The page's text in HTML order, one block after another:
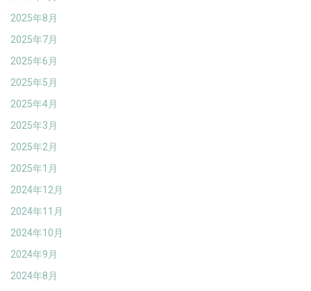
2025年8月
2025年7月
2025年6月
2025年5月
2025年4月
2025年3月
2025年2月
2025年1月
2024年12月
2024年11月
2024年10月
2024年9月
2024年8月